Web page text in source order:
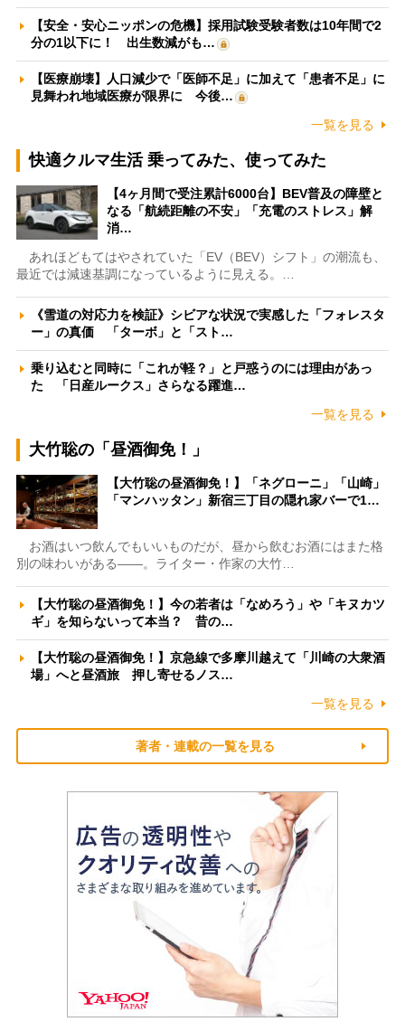
【安全・安心ニッポンの危機】採用試験受験者数は10年間で2
分の1以下に！ 出生数減がも…
【医療崩壊】人口減少で「医師不足」に加えて「患者不足」に
見舞われ地域医療が限界に 今後…
一覧を見る
快適クルマ生活 乗ってみた、使ってみた
【4ヶ月間で受注累計6000台】BEV普及の障壁と
なる「航続距離の不安」「充電のストレス」解
消…
あれほどもてはやされていた「EV（BEV）シフト」の潮流も、
最近では減速基調になっているように見える。…
《雪道の対応力を検証》シビアな状況で実感した「フォレスタ
ー」の真価 「ターボ」と「スト…
乗り込むと同時に「これが軽？」と戸惑うのには理由があっ
た 「日産ルークス」さらなる躍進…
一覧を見る
大竹聡の「昼酒御免！」
【大竹聡の昼酒御免！】「ネグローニ」「山崎」
「マンハッタン」新宿三丁目の隠れ家バーで1…
お酒はいつ飲んでもいいものだが、昼から飲むお酒にはまた格
別の味わいがある――。ライター・作家の大竹…
【大竹聡の昼酒御免！】今の若者は「なめろう」や「キヌカツ
ギ」を知らないって本当？ 昔の…
【大竹聡の昼酒御免！】京急線で多摩川越えて「川崎の大衆酒
場」へと昼酒旅 押し寄せるノス…
一覧を見る
著者・連載の一覧を見る